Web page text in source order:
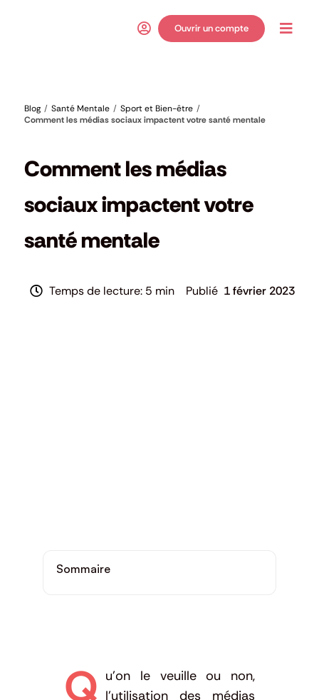
Ouvrir un compte
Blog Santé Mentale
Sport et Bien-être
Comment les médias sociaux impactent votre santé mentale
Comment les médias
sociaux impactent votre
santé mentale
5 min 1 février 2023
Sommaire
Q u’on le veuille ou non,
l’utilisation des médias